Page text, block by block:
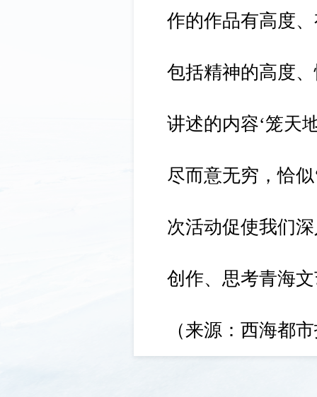
作的作品有高度
包括精神的高度
讲述的内容‘笼天
尽而意无穷，恰
次活动促使我们
创作、思考青海
（来源：西海都